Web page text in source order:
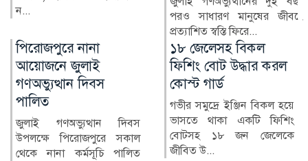
পরও সাধারণ মানুষের জীবনে
১৮ জেলেসহ বিকল
ফিশিং বোট উদ্ধার করল
কোস্ট গার্ড
গভীর সমুদ্রে ইঞ্জিন বিকল হয়ে
ভাসতে থাকা একটি ফিশিং
বোটসহ ১৮ জন জেলেকে
জীবিত উ...
বিপ্লবের দুই বছর পরও
স্বস্তি ফিরেনি সাধারণ
মানুষের জীবনে: নাহিদ
ইসলাম
জুলাই গণঅভ্যুত্থানের দুই বছর
পরও সাধারণ মানুষের জীবনে
প্রত্যাশিত স্বস্তি ফিরে...